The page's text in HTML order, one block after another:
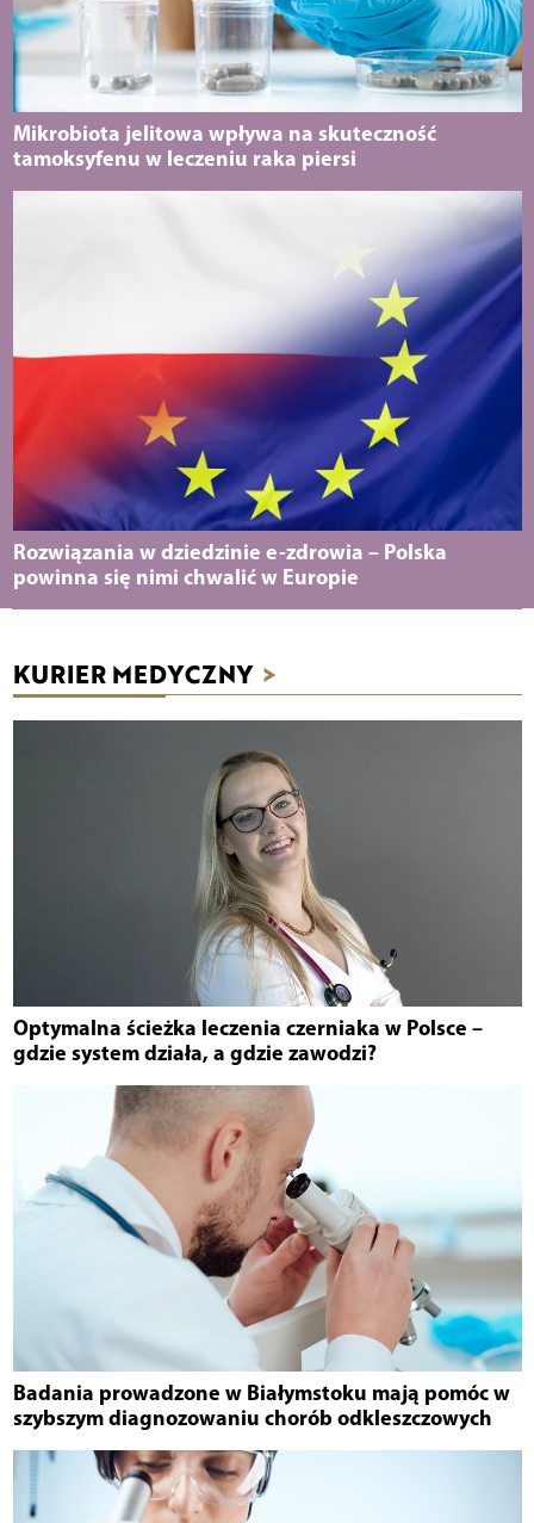
Mikrobiota jelitowa wpływa na skuteczność
tamoksyfenu w leczeniu raka piersi
Rozwiązania w dziedzinie e-zdrowia – Polska
powinna się nimi chwalić w Europie
KURIER MEDYCZNY >
Optymalna ścieżka leczenia czerniaka w Polsce –
gdzie system działa, a gdzie zawodzi?
Badania prowadzone w Białymstoku mają pomóc w
szybszym diagnozowaniu chorób odkleszczowych